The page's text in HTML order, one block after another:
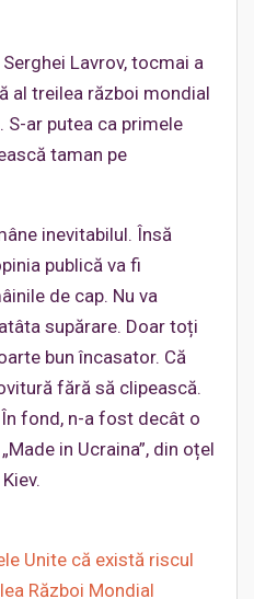
Lavrov, tocmai a
al treilea război mondial
S-ar putea ca primele
taman pe
inevitabilul. Însă
publică va fi
de cap. Nu va
supărare. Doar toți
bun încasator. Că
fără să clipească.
fond, n-a fost decât o
in Ucraina”, din oțel
Unite că există riscul
Război Mondial